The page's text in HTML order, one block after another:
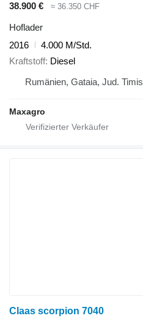
38.900 € ≈ 36.350 CHF
Hoflader
2016
4.000 M/Std.
Kraftstoff Diesel
Rumänien, Gataia, Jud. Timis
Maxagro
Claas scorpion 7040